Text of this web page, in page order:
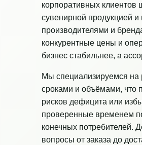
корпоративных
сувенирной продукцией
производителями и
конкурентные цены и
бизнес стабильнее, а
Мы специализируемся на
сроками и объёмами, что
рисков дефицита или
проверенные временем
конечных потребителей.
вопросы от заказа до